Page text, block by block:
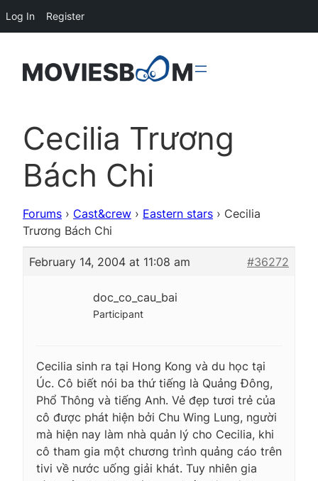
Cecilia Trương
Bách Chi
Forums › Cast&crew › Eastern stars › Cecilia
Trương Bách Chi
February 14, 2004 at 11:08 am #36272
doc_co_cau_bai
Participant
Cecilia sinh ra tại Hong Kong và du học tại
Úc. Cô biết nói ba thứ tiếng là Quảng Đông,
Phổ Thông và tiếng Anh. Vẻ đẹp tươi trẻ của
cô được phát hiện bởi Chu Wing Lung, người
mà hiện nay làm nhà quản lý cho Cecilia, khi
cô tham gia một chương trình quảng cáo trên
tivi về nước uống giải khát. Tuy nhiên gia
Log In Register